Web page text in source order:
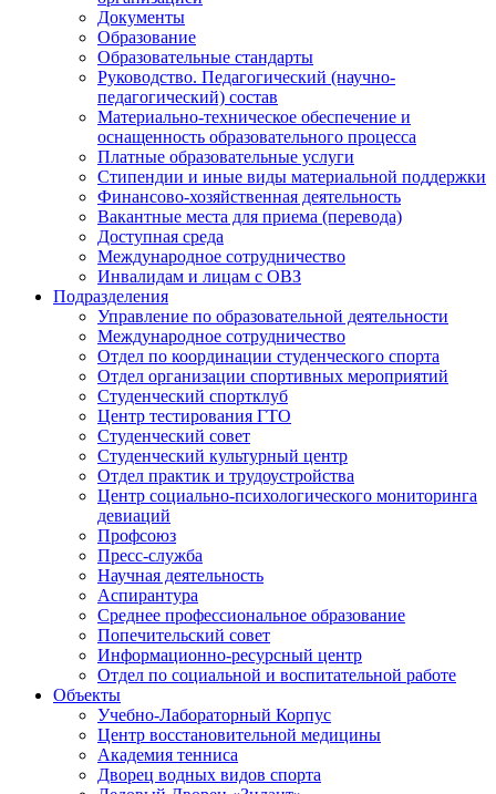
Документы
Образование
Образовательные стандарты
Руководство. Педагогический (научно-
педагогический) состав
Материально-техническое обеспечение и
оснащенность образовательного процесса
Платные образовательные услуги
Стипендии и иные виды материальной поддержки
Финансово-хозяйственная деятельность
Вакантные места для приема (перевода)
Доступная среда
Международное сотрудничество
Инвалидам и лицам с ОВЗ
Подразделения
Управление по образовательной деятельности
Международное сотрудничество
Отдел по координации студенческого спорта
Отдел организации спортивных мероприятий
Студенческий спортклуб
Центр тестирования ГТО
Студенческий совет
Студенческий культурный центр
Отдел практик и трудоустройства
Центр социально-психологического мониторинга
девиаций
Профсоюз
Пресс-служба
Научная деятельность
Аспирантура
Среднее профессиональное образование
Попечительский совет
Информационно-ресурсный центр
Отдел по социальной и воспитательной работе
Объекты
Учебно-Лабораторный Корпус
Центр восстановительной медицины
Академия тенниса
Дворец водных видов спорта